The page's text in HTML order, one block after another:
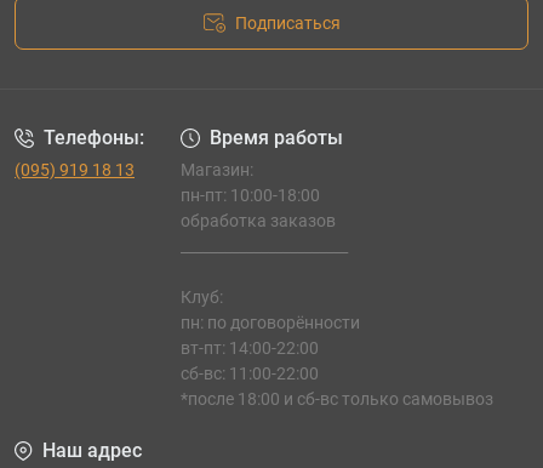
Подписаться
Телефоны:
(095) 919 18 13
Время работы
Магазин:
пн-пт: 10:00-18:00
обработка заказов
Клуб:
пн: по договорённости
вт-пт: 14:00-22:00
сб-вс: 11:00-22:00
*после 18:00 и сб-вс только самовывоз
Наш адрес